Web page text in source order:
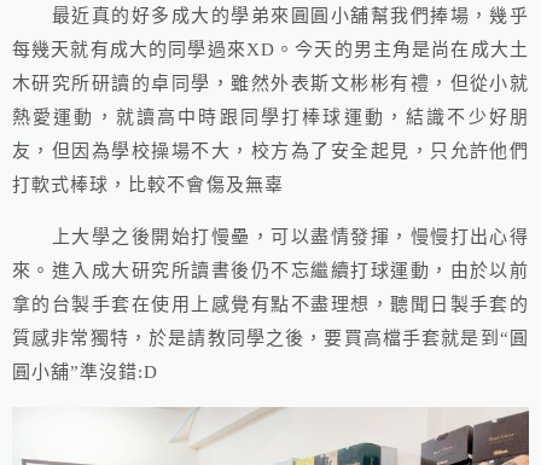
最近真的好多成大的學弟來圓圓小舖幫我們捧場，幾乎
每幾天就有成大的同學過來XD。今天的男主角是尚在成大土
木研究所研讀的卓同學，雖然外表斯文彬彬有禮，但從小就
熱愛運動，就讀高中時跟同學打棒球運動，結識不少好朋
友，但因為學校操場不大，校方為了安全起見，只允許他們
打軟式棒球，比較不會傷及無辜
上大學之後開始打慢壘，可以盡情發揮，慢慢打出心得
來。進入成大研究所讀書後仍不忘繼續打球運動，由於以前
拿的台製手套在使用上感覺有點不盡理想，聽聞日製手套的
質感非常獨特，於是請教同學之後，要買高檔手套就是到“圓
圓小舖”準沒錯:D